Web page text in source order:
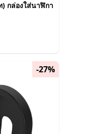
กล่องใส่นาฬิกา
-27%